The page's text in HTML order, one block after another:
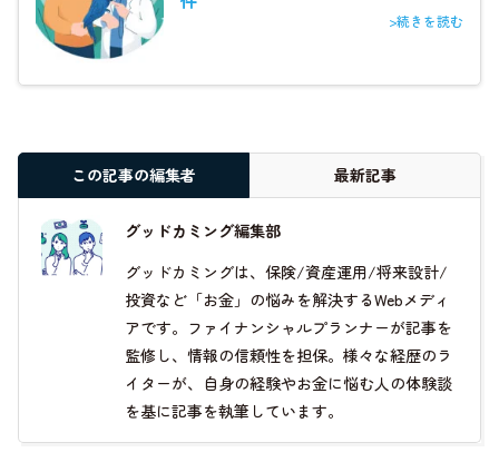
>続きを読む
この記事の編集者 最新記事
グッドカミング編集部
グッドカミングは、保険/資産運用/将来設計/
投資など「お金」の悩みを解決するWebメディ
アです。ファイナンシャルプランナーが記事を
監修し、情報の信頼性を担保。様々な経歴のラ
イターが、自身の経験やお金に悩む人の体験談
を基に記事を執筆しています。